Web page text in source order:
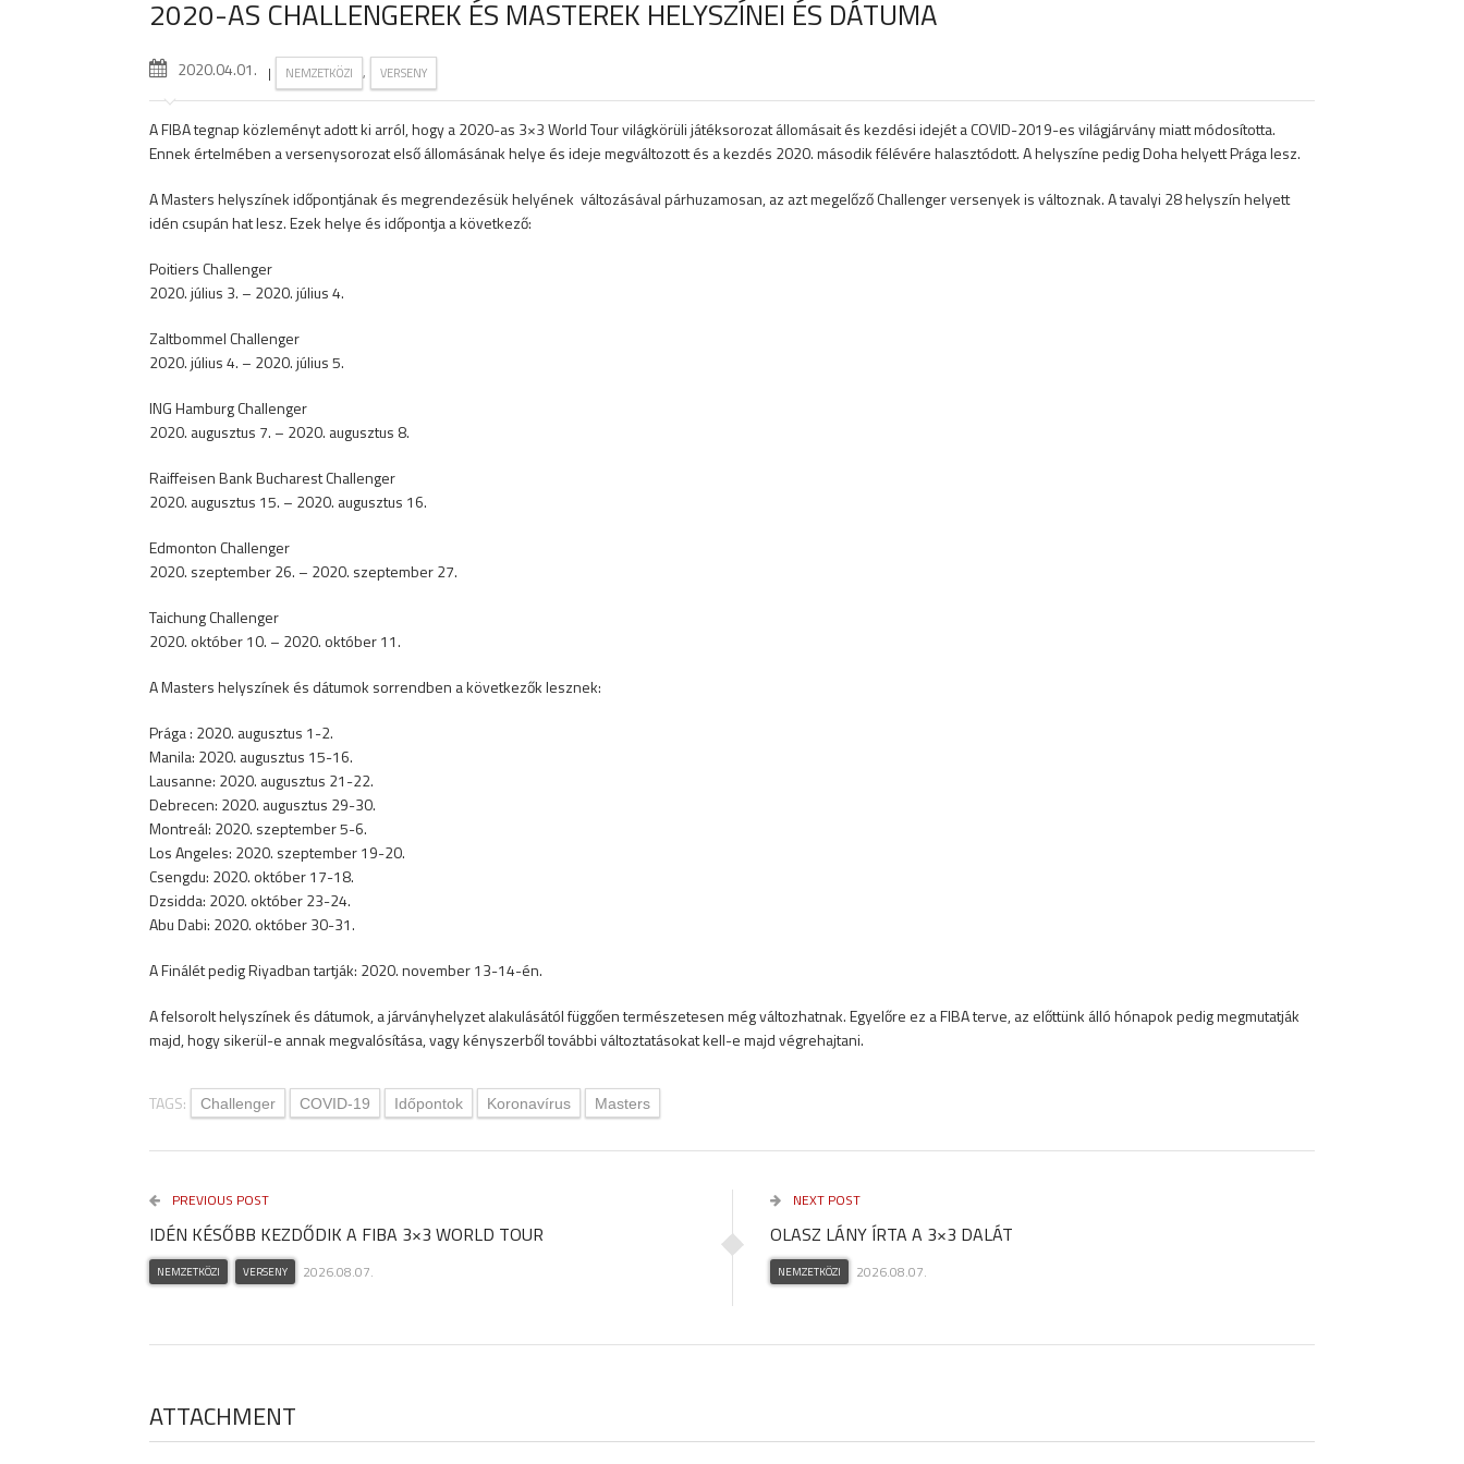
2020-AS CHALLENGEREK ÉS MASTEREK HELYSZÍNEI ÉS DÁTUMA
2020.04.01. | NEMZETKÖZI , VERSENY
A FIBA tegnap közleményt adott ki arról, hogy a 2020-as 3×3 World Tour világkörüli játéksorozat állomásait és kezdési idejét a COVID-2019-es világjárvány miatt módosította.
Ennek értelmében a versenysorozat első állomásának helye és ideje megváltozott és a kezdés 2020. második félévére halasztódott. A helyszíne pedig Doha helyett Prága lesz.
A Masters helyszínek időpontjának és megrendezésük helyének változásával párhuzamosan, az azt megelőző Challenger versenyek is változnak. A tavalyi 28 helyszín helyett
idén csupán hat lesz. Ezek helye és időpontja a következő:
Poitiers Challenger
2020. július 3. – 2020. július 4.
Zaltbommel Challenger
2020. július 4. – 2020. július 5.
ING Hamburg Challenger
2020. augusztus 7. – 2020. augusztus 8.
Raiffeisen Bank Bucharest Challenger
2020. augusztus 15. – 2020. augusztus 16.
Edmonton Challenger
2020. szeptember 26. – 2020. szeptember 27.
Taichung Challenger
2020. október 10. – 2020. október 11.
A Masters helyszínek és dátumok sorrendben a következők lesznek:
Prága : 2020. augusztus 1-2.
Manila: 2020. augusztus 15-16.
Lausanne: 2020. augusztus 21-22.
Debrecen: 2020. augusztus 29-30.
Montreál: 2020. szeptember 5-6.
Los Angeles: 2020. szeptember 19-20.
Csengdu: 2020. október 17-18.
Dzsidda: 2020. október 23-24.
Abu Dabi: 2020. október 30-31.
A Finálét pedig Riyadban tartják: 2020. november 13-14-én.
A felsorolt helyszínek és dátumok, a járványhelyzet alakulásától függően természetesen még változhatnak. Egyelőre ez a FIBA terve, az előttünk álló hónapok pedig megmutatják
majd, hogy sikerül-e annak megvalósítása, vagy kényszerből további változtatásokat kell-e majd végrehajtani.
TAGS: Challenger COVID-19 Időpontok Koronavírus Masters
PREVIOUS POST
IDÉN KÉSŐBB KEZDŐDIK A FIBA 3×3 WORLD TOUR
NEMZETKÖZI VERSENY 2026.08.07.
NEXT POST
OLASZ LÁNY ÍRTA A 3×3 DALÁT
NEMZETKÖZI 2026.08.07.
ATTACHMENT